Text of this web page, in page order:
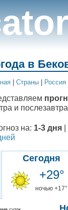
в
Cтраны Россия
и
на: 1-3 дня
Сегодня
+29°
ночью +17°